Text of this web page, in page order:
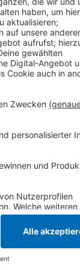
08:36